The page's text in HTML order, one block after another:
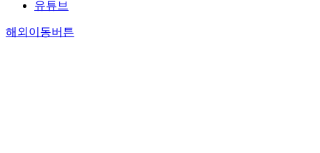
유튜브
해외이동버튼